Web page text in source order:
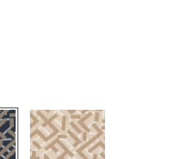
Voir tous les tissus